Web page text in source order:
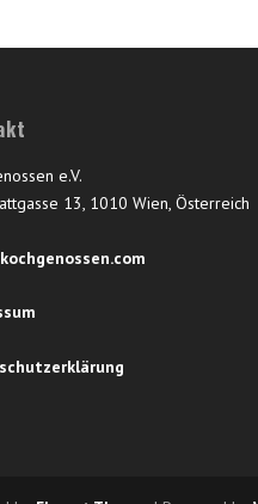
e.V.
13, 1010 Wien, Österreich